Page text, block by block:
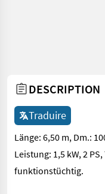
DESCRIPTION
Traduire
Länge: 6,50 m, Dm.:
Leistung: 1,5 kW, 2
funktionstüchtig.